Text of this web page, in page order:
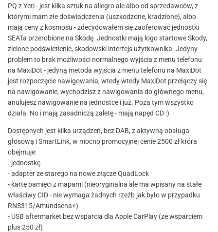
PQ z Yeti - jest kilka sztuk na allegro ale albo od sprzedawców, z
którymi mam złe doświadczenia (uszkodzone, kradzione), albo
mają ceny z kosmosu - zdecydowałem się zaoferować jednostki
SEATa przerobione na Skodę. Jednostki mają logo startowe Skody,
zielone podświetlenie, skodowski interfejs użytkownika. Jedyny
problem to brak możliwości normalnego wyjścia z menu telefonu
na MaxiDot - jedyną metoda wyjścia z menu telefonu na MaxiDot
jest rozpoczęcie nawigowania, wtedy wtedy MaxiDot przełączy się
na nawigowanie, wychodzisz z nawigowania do głównego menu,
anulujesz nawigowanie na jednostce i już. Poza tym wszystko
działa. No i mają zasadniczą zaletę - mają napęd CD :)
Dostępnych jest kilka urządzeń, bez DAB, z aktywną obsługa
głosową i SmartLink, w mocno promocyjnej cenie 2500 zł która
obejmuje:
- jednostkę
- adapter ze starego na nowe złącze QuadLock
- kartę pamięci z mapami (nieoryginalna ale ma wpisany na stałe
właściwy CID - nie wymaga żadnych rzeźb jak było w przypadku
RNS315/Amundsena+)
- USB aftermarket bez wsparcia dla Apple CarPlay (ze wsparciem
plus 250 zł)